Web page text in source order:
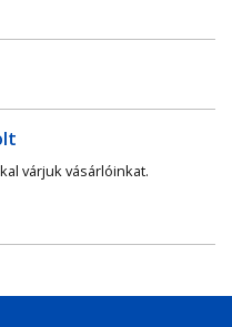
várjuk vásárlóinkat.